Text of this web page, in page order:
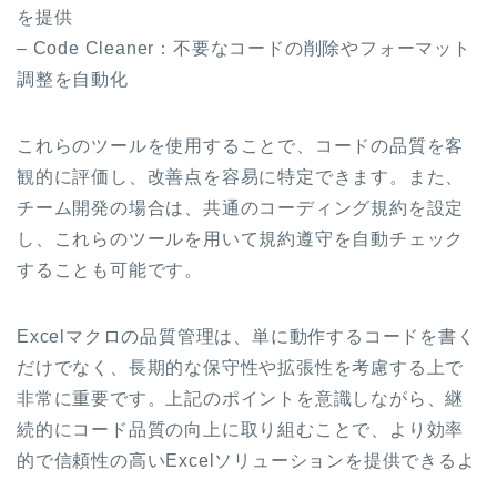
を提供
– Code Cleaner：不要なコードの削除やフォーマット
調整を自動化
これらのツールを使用することで、コードの品質を客
観的に評価し、改善点を容易に特定できます。また、
チーム開発の場合は、共通のコーディング規約を設定
し、これらのツールを用いて規約遵守を自動チェック
することも可能です。
Excelマクロの品質管理は、単に動作するコードを書く
だけでなく、長期的な保守性や拡張性を考慮する上で
非常に重要です。上記のポイントを意識しながら、継
続的にコード品質の向上に取り組むことで、より効率
的で信頼性の高いExcelソリューションを提供できるよ